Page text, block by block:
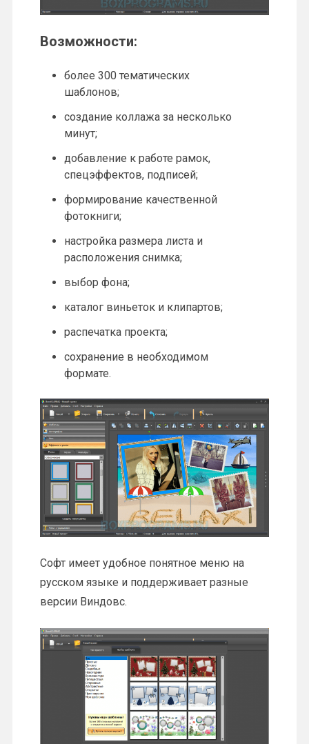
Возможности:
более 300 тематических
шаблонов;
создание коллажа за несколько
минут;
добавление к работе рамок,
спецэффектов, подписей;
формирование качественной
фотокниги;
настройка размера листа и
расположения снимка;
выбор фона;
каталог виньеток и клипартов;
распечатка проекта;
сохранение в необходимом
формате.
Софт имеет удобное понятное меню на
русском языке и поддерживает разные
версии Виндовс.